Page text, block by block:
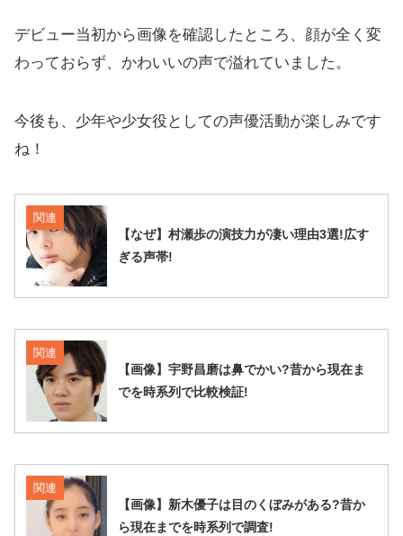
デビュー当初から画像を確認したところ、顔が全く変
わっておらず、かわいいの声で溢れていました。
今後も、少年や少女役としての声優活動が楽しみです
ね！
関連
【なぜ】村瀬歩の演技力が凄い理由3選!広す
ぎる声帯!
関連
【画像】宇野昌磨は鼻でかい?昔から現在ま
でを時系列で比較検証!
関連
【画像】新木優子は目のくぼみがある?昔か
ら現在までを時系列で調査!